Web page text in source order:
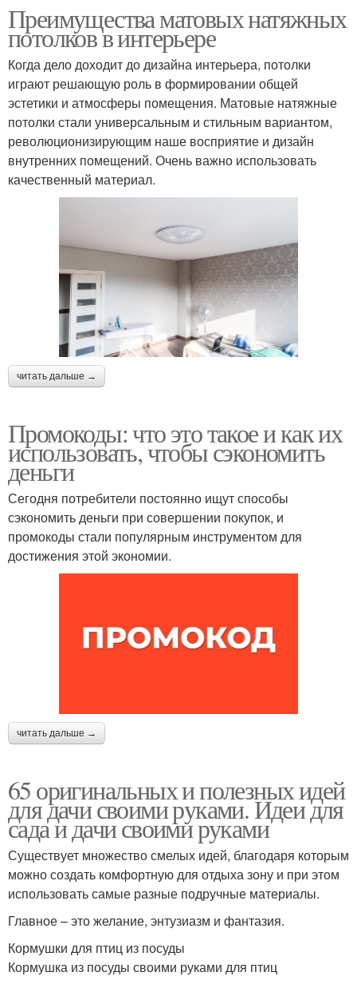
Преимущества матовых натяжных
потолков в интерьере
Когда дело доходит до дизайна интерьера, потолки
играют решающую роль в формировании общей
эстетики и атмосферы помещения. Матовые натяжные
потолки стали универсальным и стильным вариантом,
революционизирующим наше восприятие и дизайн
внутренних помещений. Очень важно использовать
качественный материал.
читать дальше →
Промокоды: что это такое и как их
использовать, чтобы сэкономить
деньги
Сегодня потребители постоянно ищут способы
сэкономить деньги при совершении покупок, и
промокоды стали популярным инструментом для
достижения этой экономии.
читать дальше →
65 оригинальных и полезных идей
для дачи своими руками. Идеи для
сада и дачи своими руками
Существует множество смелых идей, благодаря которым
можно создать комфортную для отдыха зону и при этом
использовать самые разные подручные материалы.
Главное – это желание, энтузиазм и фантазия.
Кормушки для птиц из посуды
Кормушка из посуды своими руками для птиц